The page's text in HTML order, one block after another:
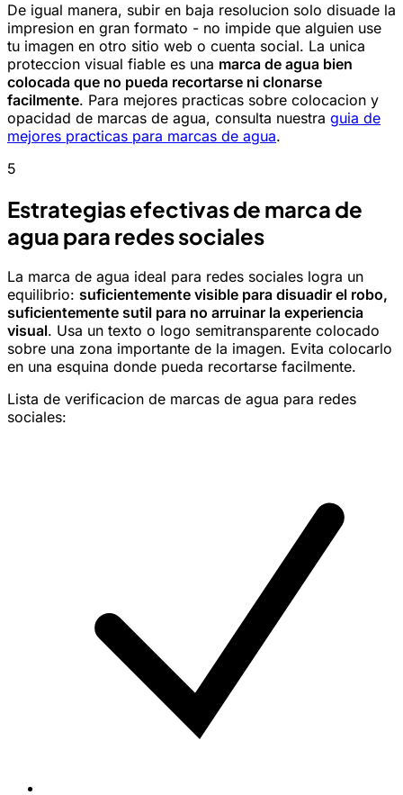
De igual manera, subir en baja resolucion solo disuade la
impresion en gran formato - no impide que alguien use
tu imagen en otro sitio web o cuenta social. La unica
proteccion visual fiable es una marca de agua bien
colocada que no pueda recortarse ni clonarse
facilmente. Para mejores practicas sobre colocacion y
opacidad de marcas de agua, consulta nuestra guia de
mejores practicas para marcas de agua.
5
Estrategias efectivas de marca de
agua para redes sociales
La marca de agua ideal para redes sociales logra un
equilibrio: suficientemente visible para disuadir el robo,
suficientemente sutil para no arruinar la experiencia
visual. Usa un texto o logo semitransparente colocado
sobre una zona importante de la imagen. Evita colocarlo
en una esquina donde pueda recortarse facilmente.
Lista de verificacion de marcas de agua para redes
sociales: